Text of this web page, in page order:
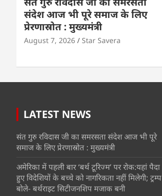
संदेश आज भी पूरे समाज के लिए
प्रेरणास्रोत : मुख्यमंत्री
August 7, 2026 Star Savera
LATEST NEWS
संत गुरु रविदास जी का समरसता संदेश आज भी पूरे
समाज के लिए प्रेरणास्रोत : मुख्यमंत्री
अमेरिका में पहली बार ‘बर्थ टूरिज्म’ पर रोक:यहां पैदा
हुए विदेशियों के बच्चे को नागरिकता नहीं मिलेगी; ट्रम्प
बोले- बर्थराइट सिटीजनशिप मजाक बनी